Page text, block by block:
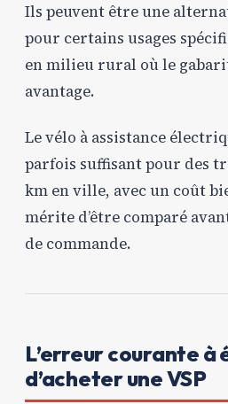
Ils peuvent être une
pour certains usages
en milieu rural où le
avantage.
Le vélo à assistance
parfois suffisant pour des
km en ville, avec un coût
mérite d’être comparé
de commande.
L’erreur courante
d’acheter une VSP